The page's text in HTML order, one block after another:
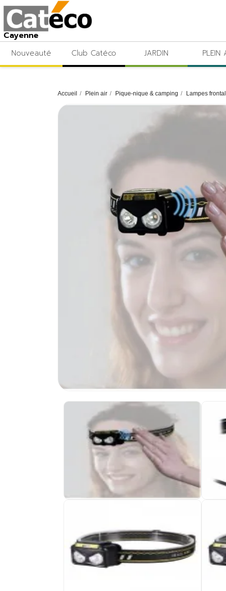
Cayenne
Nouveauté Club Catéco JARDIN PLEIN
Accueil Plein air Pique-nique & camping Lampes